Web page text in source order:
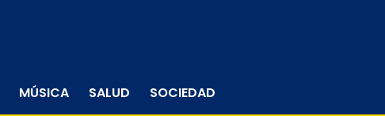
MÚSICA SALUD SOCIEDAD